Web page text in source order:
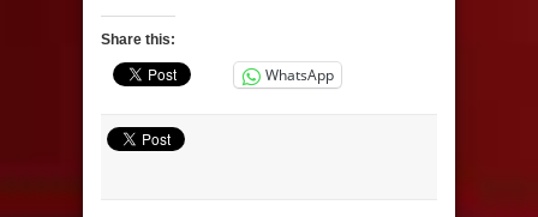
Share this:
WhatsApp